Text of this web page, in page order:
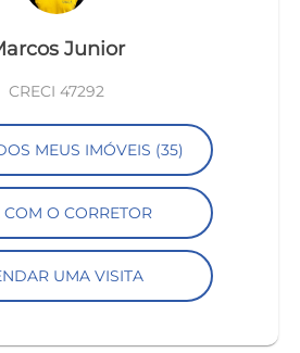
Junior
CRECI 47292
MEUS IMÓVEIS (35)
COM O CORRETOR
UMA VISITA